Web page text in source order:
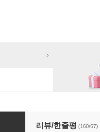
리뷰/한줄평 (160/67)